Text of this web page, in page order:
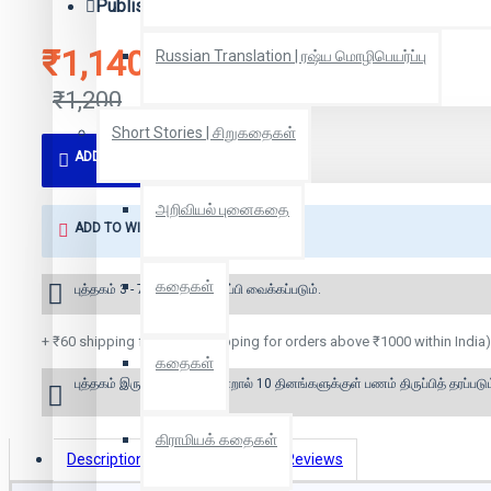
Russian Translation | ரஷ்ய மொழிபெயர்ப்பு
Short Stories | சிறுகதைகள்
அறிவியல் புனைகதை
கதைகள்
கதைகள்
கிராமியக் கதைகள்
₹1,140
₹1,200
Publisher:
ADD TO CART
ADD TO WISH LIST
புத்தகம் 3 - 7 நாட்களில் அனுப்பி வைக்கப்படும்.
+ ₹60 shipping fee* (Free shipping for orders above ₹1000 within India)
புத்தகம் இருப்பில் இல்லை என்றால் 10 தினங்களுக்குள் பணம் திருப்பித்
Description Reviews